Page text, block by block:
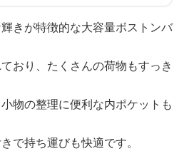
きが特徴的な大容量ボストンバ
おり、たくさんの荷物もすっき
物の整理に便利な内ポケットも
で持ち運びも快適です。